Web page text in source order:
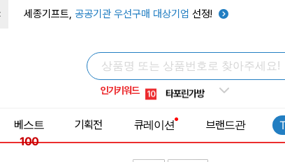
세종기프트, 공공기관 우선구매 대상기업 선정!
인기키워드
6 우산
9 넥쿨러
10 타포린가방
베스트
100
기획전 큐레이션 브랜드관